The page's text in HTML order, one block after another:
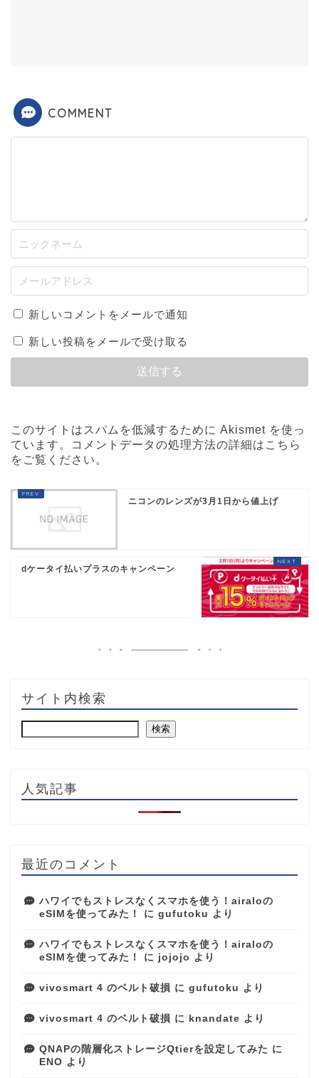
COMMENT
新しいコメントをメールで通知
新しい投稿をメールで受け取る
このサイトはスパムを低減するために Akismet を使っ
ています。
コメントデータの処理方法の詳細はこちら
をご覧ください 。
ニコンのレンズが3月1日から値上げ
dケータイ払いプラスのキャンペーン
サイト内検索
検索
人気記事
最近のコメント
ハワイでもストレスなくスマホを使う！airaloの
eSIMを使ってみた！
に gufutoku より
ハワイでもストレスなくスマホを使う！airaloの
eSIMを使ってみた！
に jojojo より
vivosmart 4 のベルト破損 に gufutoku より
vivosmart 4 のベルト破損 に knandate より
QNAPの階層化ストレージQtierを設定してみた に
ENO より